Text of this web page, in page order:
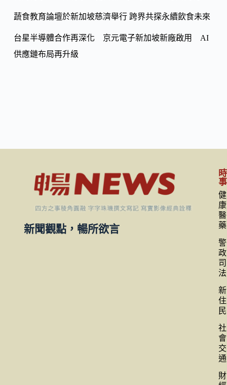
蔬食教育論壇於新加坡慈濟舉行 跨界共探永續飲食未來
台星半導體合作再深化 京元電子新加坡新廠啟用 AI
供應鏈布局再升級
新聞觀點，暢所欲言
時
事
健
康
醫
藥
警
政
司
法
新
住
民
社
會
交
通
財